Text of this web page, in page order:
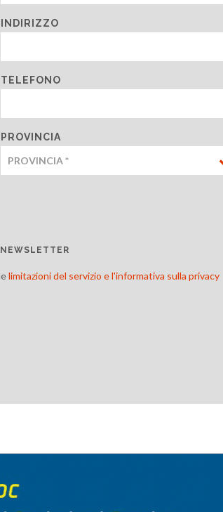
INDIRIZZO
TELEFONO
PROVINCIA
limitazioni del servizio e l'informativa sulla privacy